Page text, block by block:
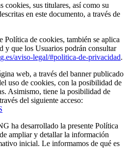
cookies, sus titulares, así como su
en este documento, a través de
Política de cookies, también se aplica
y que los Usuarios podrán consultar
aviso-legal/#politica-de-privacidad.
web, a través del banner publicado
uso de cookies, con la posibilidad de
Asimismo, tiene la posibilidad de
del siguiente acceso:
ha desarrollado la presente Política
ampliar y detallar la información
inicial. Le informamos de qué es